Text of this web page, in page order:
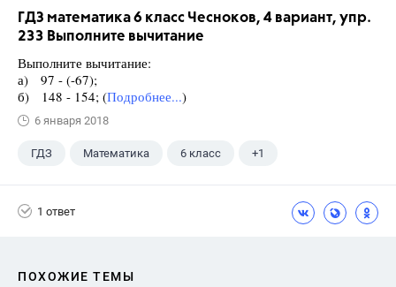
ГДЗ математика 6 класс Чесноков, 4 вариант, упр.
233 Выполните вычитание
Выполните вычитание:
а) 97 - (-67);
б) 148 - 154; (Подробнее...)
6 января 2018
ГДЗ Математика 6 класс +1
1 ответ
ПОХОЖИЕ ТЕМЫ